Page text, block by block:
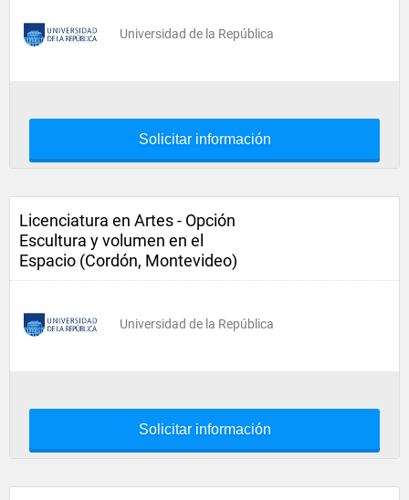
Universidad de la República
Solicitar información
Licenciatura en Artes - Opción
Escultura y volumen en el
Espacio (Cordón, Montevideo)
Universidad de la República
Solicitar información